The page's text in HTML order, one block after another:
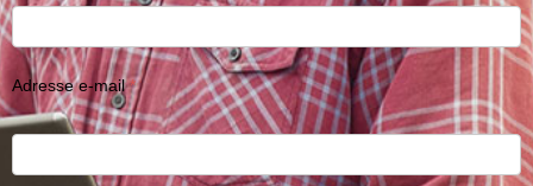
Adresse e-mail